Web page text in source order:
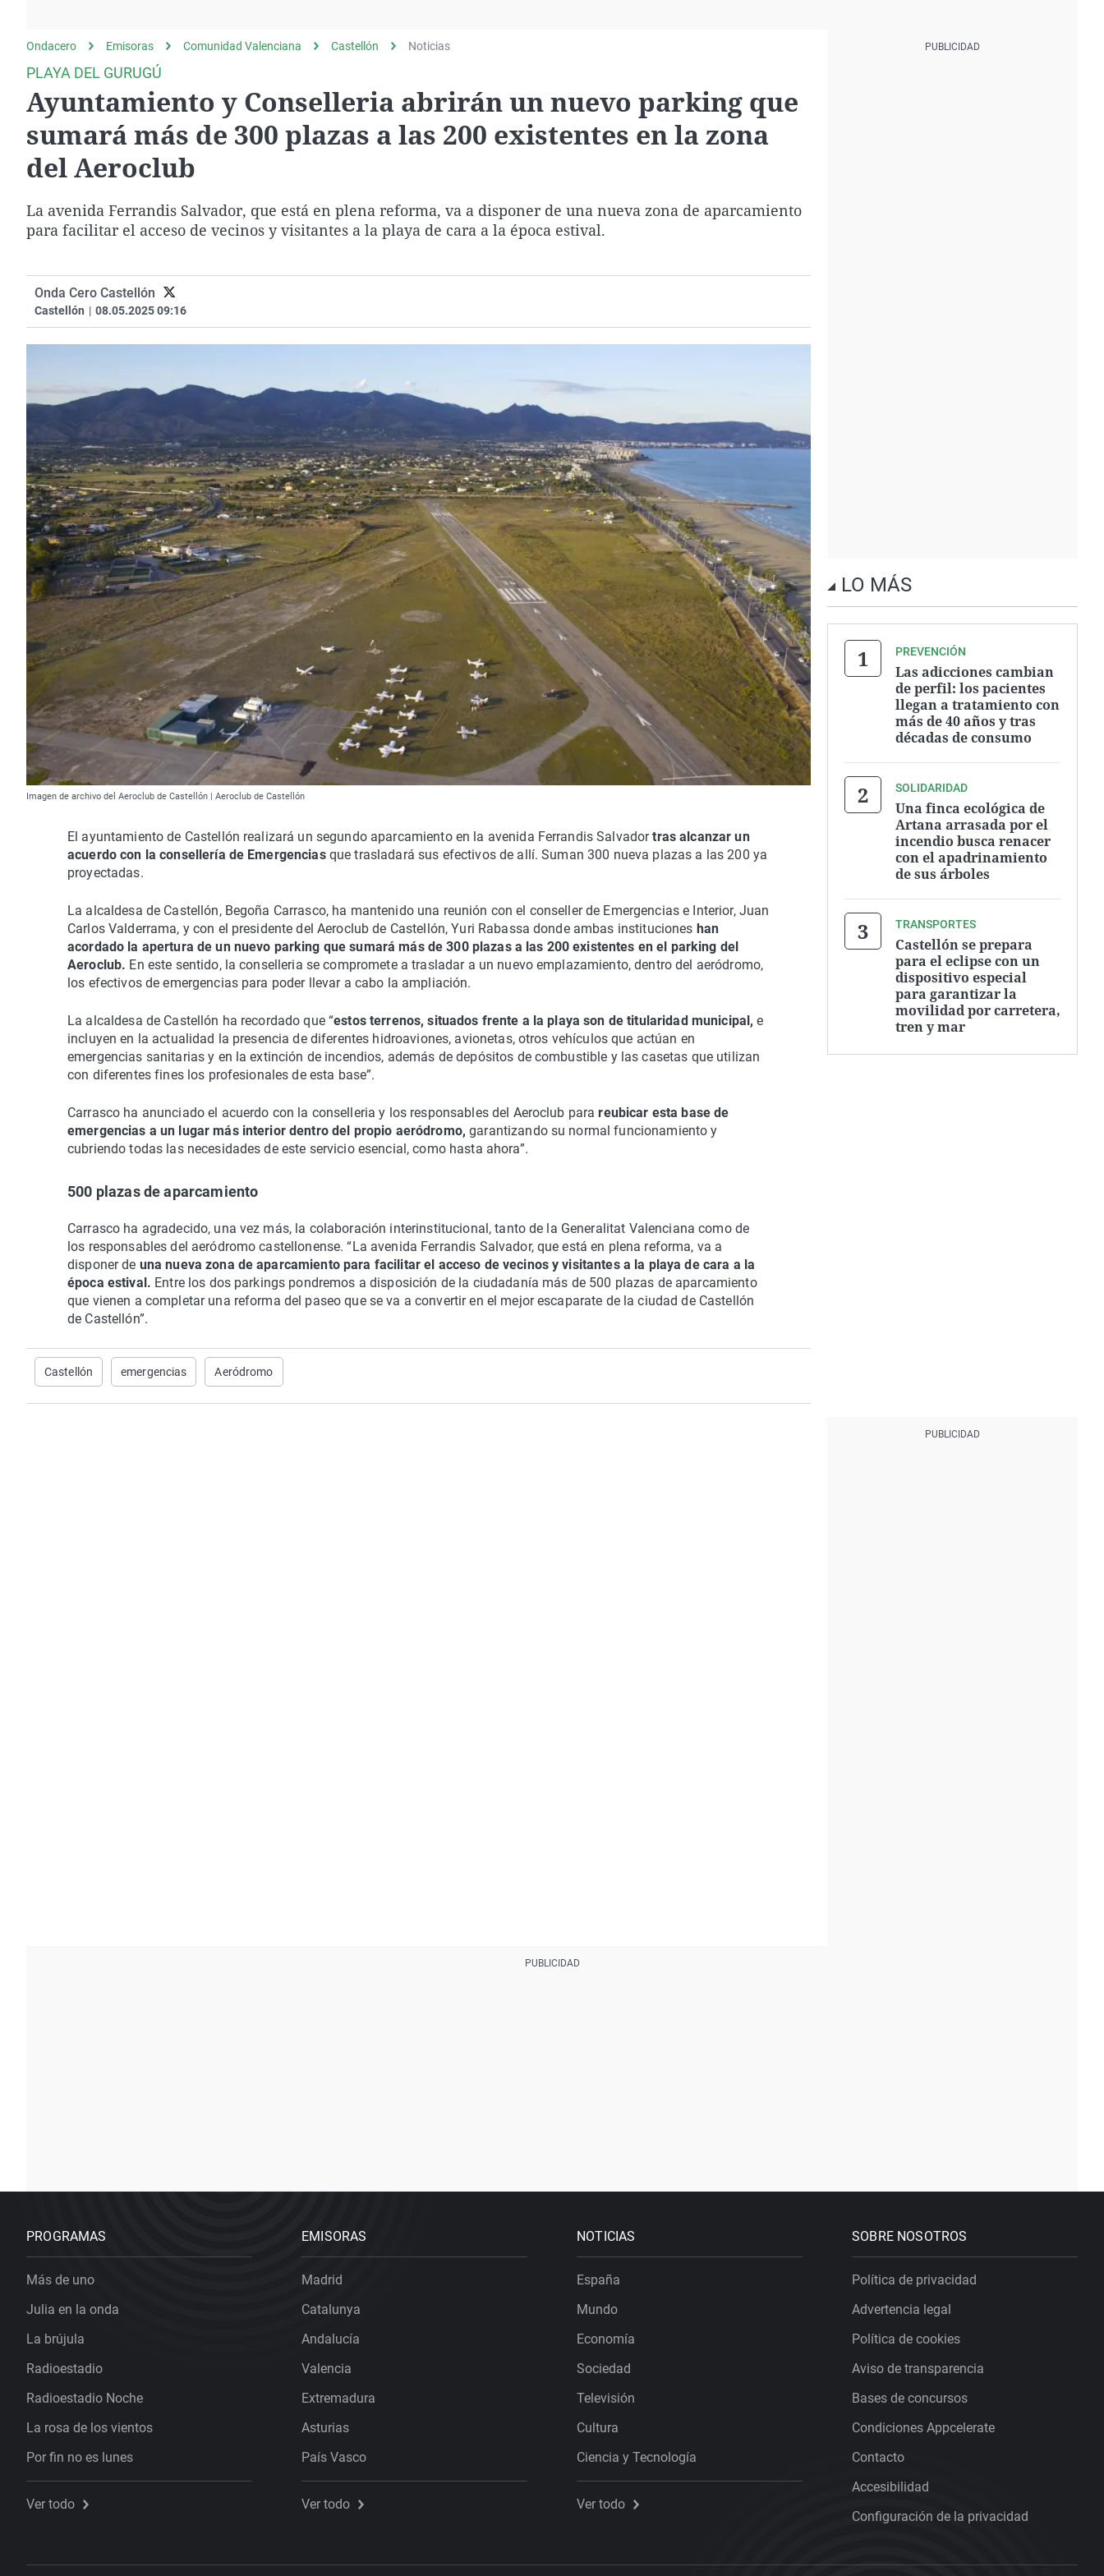
Como el perro y el
gato
Operación Viuda
Negra
Navarra
Ondacero Emisoras Comunidad Valenciana Castellón Noticias
PLAYA DEL GURUGÚ
Ayuntamiento y Conselleria abrirán un nuevo parking que
sumará más de 300 plazas a las 200 existentes en la zona
del Aeroclub
La avenida Ferrandis Salvador, que está en plena reforma, va a disponer de una nueva zona de aparcamiento
para facilitar el acceso de vecinos y visitantes a la playa de cara a la época estival.
Onda Cero Castellón
Castellón | 08.05.2025 09:16
Imagen de archivo del Aeroclub de Castellón | Aeroclub de Castellón
El ayuntamiento de Castellón realizará un segundo aparcamiento en la avenida Ferrandis Salvadortras alcanzar un
acuerdo con la consellería de Emergencias que trasladará sus efectivos de allí. Suman 300 nueva plazas a las 200 ya
proyectadas.
La alcaldesa de Castellón, Begoña Carrasco, ha mantenido una reunión con el conseller de Emergencias e Interior, Juan
Carlos Valderrama, y con el presidente del Aeroclub de Castellón, Yuri Rabassa donde ambas instituciones han
acordado la apertura de un nuevo parking que sumará más de 300 plazas a las 200 existentes en el parking del
Aeroclub. En este sentido, la conselleria se compromete a trasladar a un nuevo emplazamiento, dentro del aeródromo,
los efectivos de emergencias para poder llevar a cabo la ampliación.
La alcaldesa de Castellón ha recordado que “estos terrenos, situados frente a la playa son de titularidad municipal, e
incluyen en la actualidad la presencia de diferentes hidroaviones, avionetas, otros vehículos que actúan en
emergencias sanitarias y en la extinción de incendios, además de depósitos de combustible y las casetas que utilizan
con diferentes fines los profesionales de esta base”.
Carrasco ha anunciado el acuerdo con la conselleria y los responsables del Aeroclub para reubicar esta base de
emergencias a un lugar más interior dentro del propio aeródromo, garantizando su normal funcionamiento y
cubriendo todas las necesidades de este servicio esencial, como hasta ahora”.
500 plazas de aparcamiento
Carrasco ha agradecido, una vez más, la colaboración interinstitucional, tanto de la Generalitat Valenciana como de
los responsables del aeródromo castellonense. “La avenida Ferrandis Salvador, que está en plena reforma, va a
disponer de una nueva zona de aparcamiento para facilitar el acceso de vecinos y visitantes a la playa de cara a la
época estival. Entre los dos parkings pondremos a disposición de la ciudadanía más de 500 plazas de aparcamiento
que vienen a completar una reforma del paseo que se va a convertir en el mejor escaparate de la ciudad de Castellón
de Castellón”.
Castellón emergencias Aeródromo
LO MÁS
PREVENCIÓN
Las adicciones cambian
de perfil: los pacientes
llegan a tratamiento con
más de 40 años y tras
décadas de consumo
SOLIDARIDAD
Una finca ecológica de
Artana arrasada por el
incendio busca renacer
con el apadrinamiento
de sus árboles
TRANSPORTES
Castellón se prepara
para el eclipse con un
dispositivo especial
para garantizar la
movilidad por carretera,
tren y mar
PROGRAMAS
Más de uno
Julia en la onda
La brújula
Radioestadio
Radioestadio Noche
La rosa de los vientos
Por fin no es lunes
Ver todo
EMISORAS
Madrid
Catalunya
Andalucía
Valencia
Extremadura
Asturias
País Vasco
Ver todo
NOTICIAS
España
Mundo
Economía
Sociedad
Televisión
Cultura
Ciencia y Tecnología
Ver todo
SOBRE NOSOTROS
Política de privacidad
Advertencia legal
Política de cookies
Aviso de transparencia
Bases de concursos
Condiciones Appcelerate
Contacto
Accesibilidad
Configuración de la privacidad